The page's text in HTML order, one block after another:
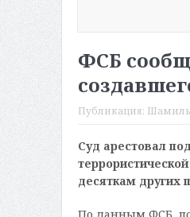
ФСБ
Публикация: Шамиль
Суд арестовал
десяткам других